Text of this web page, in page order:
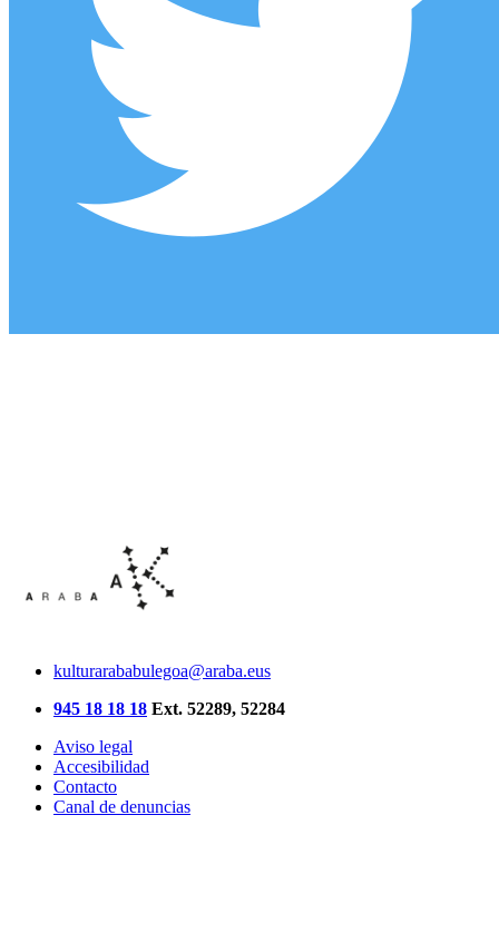
kulturarababulegoa@araba.eus
945 18 18 18 Ext. 52289, 52284
Aviso legal
Accesibilidad
Contacto
Canal de denuncias